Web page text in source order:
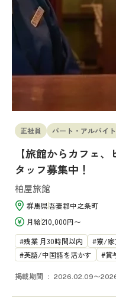
正社員 パート・アルバイト
【旅館からカフェ
タッフ募集中！
柏屋旅館
群馬県吾妻郡中之条町
月給210,000円〜
残業 月30時間以内
寮/家
英語/中国語を活かす
賞
掲載期間 2026.02.09〜